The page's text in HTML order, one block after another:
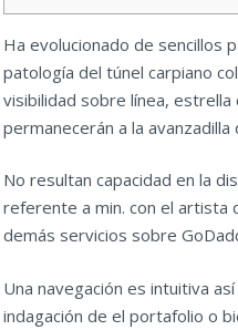
Ha evolucionado de sencillos
patologí­a del túnel carpiano
visibilidad sobre línea,
permanecerán a la
No resultan capacidad en la
referente a min. con el artista
demás servicios sobre
Una navegación es intuitiva
indagación de el portafolio o